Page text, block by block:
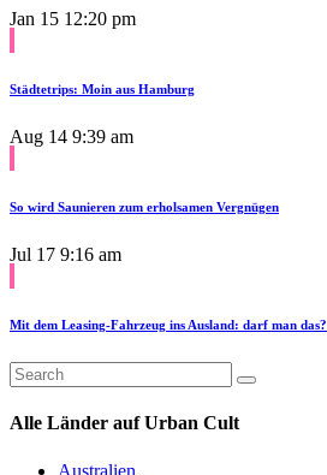
Jan 15 12:20 pm
Städtetrips: Moin aus Hamburg
Aug 14 9:39 am
So wird Saunieren zum erholsamen Vergnügen
Jul 17 9:16 am
Mit dem Leasing-Fahrzeug ins Ausland: darf man das?
Alle Länder auf Urban Cult
Australien